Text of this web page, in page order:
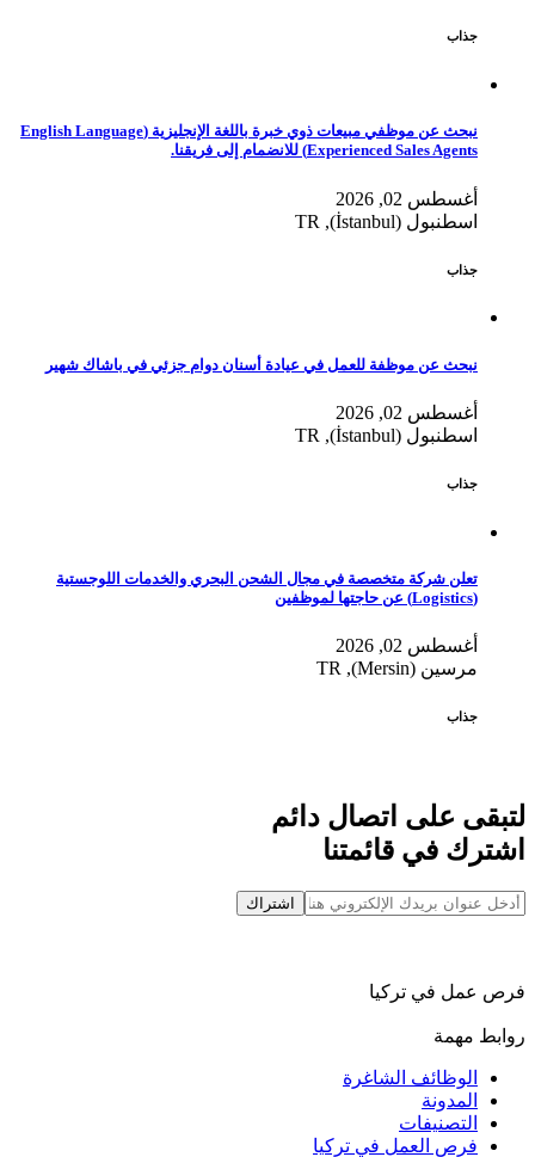
جذاب
نبحث عن موظفي مبيعات ذوي خبرة باللغة الإنجليزية (English Language
Experienced Sales Agents) للانضمام إلى فريقنا.
أغسطس 02, 2026
اسطنبول (İstanbul), TR
جذاب
نبحث عن موظفة للعمل في عيادة أسنان دوام جزئي في باشاك شهير
أغسطس 02, 2026
اسطنبول (İstanbul), TR
جذاب
تعلن شركة متخصصة في مجال الشحن البحري والخدمات اللوجستية
(Logistics) عن حاجتها لموظفين
أغسطس 02, 2026
مرسين (Mersin), TR
جذاب
لتبقى على اتصال دائم
اشترك في قائمتنا
اشتراك
فرص عمل في تركيا
روابط مهمة
الوظائف الشاغرة
المدونة
التصنيفات
فرص العمل في تركيا